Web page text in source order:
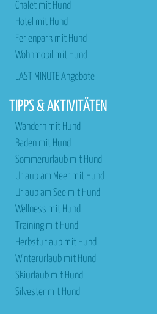
Chalet mit Hund
Hotel mit Hund
Ferienpark mit Hund
Wohnmobil mit Hund
LAST MINUTE Angebote
TIPPS & AKTIVITÄTEN
Wandern mit Hund
Baden mit Hund
Sommerurlaub mit Hund
Urlaub am Meer mit Hund
Urlaub am See mit Hund
Wellness mit Hund
Training mit Hund
Herbsturlaub mit Hund
Winterurlaub mit Hund
Skiurlaub mit Hund
Silvester mit Hund